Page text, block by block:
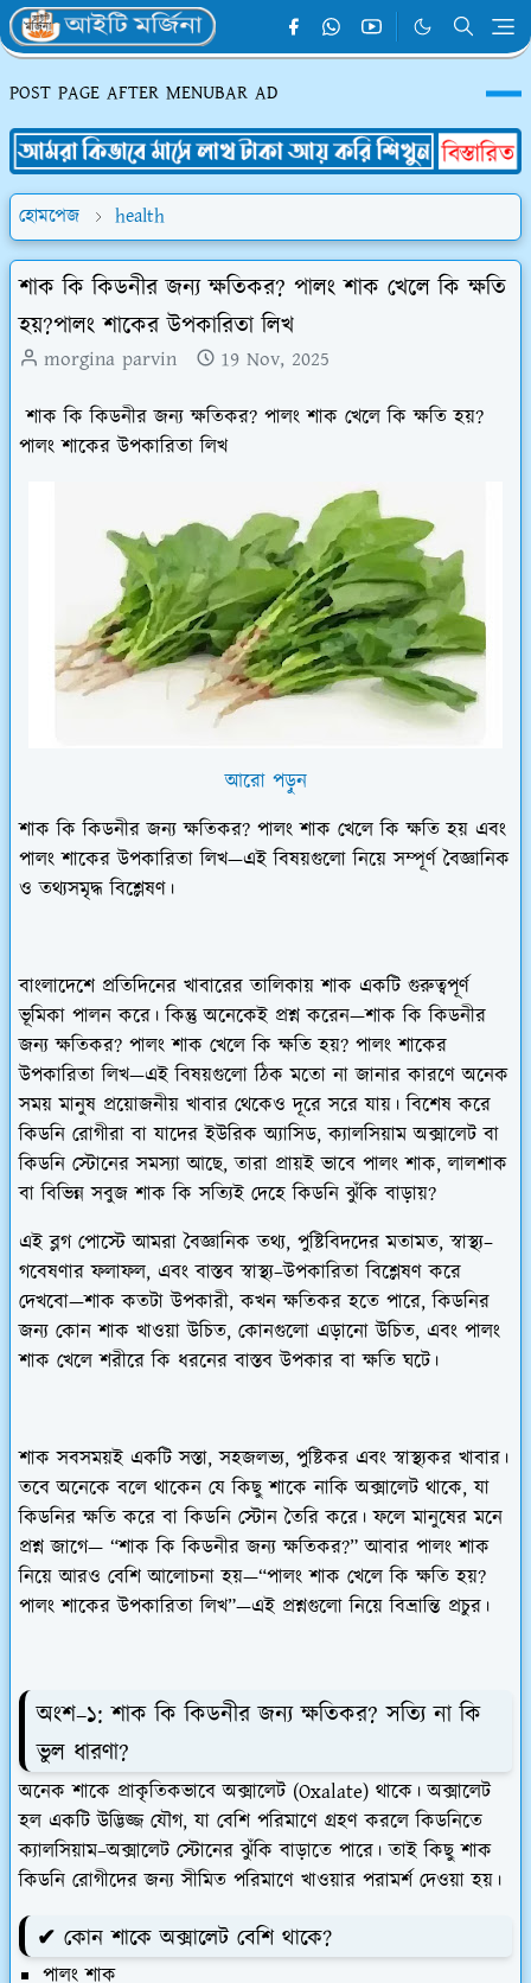
POST PAGE AFTER MENUBAR AD
হোমপেজ health
শাক কি কিডনীর জন্য ক্ষতিকর? পালং শাক খেলে কি ক্ষতি
হয়?পালং শাকের উপকারিতা লিখ
morgina parvin 19 Nov, 2025
শাক কি কিডনীর জন্য ক্ষতিকর? পালং শাক খেলে কি ক্ষতি হয়?
পালং শাকের উপকারিতা লিখ
আরো পড়ুন
শাক কি কিডনীর জন্য ক্ষতিকর? পালং শাক খেলে কি ক্ষতি হয় এবং
পালং শাকের উপকারিতা লিখ—এই বিষয়গুলো নিয়ে সম্পূর্ণ বৈজ্ঞানিক
ও তথ্যসমৃদ্ধ বিশ্লেষণ।
বাংলাদেশে প্রতিদিনের খাবারের তালিকায় শাক একটি গুরুত্বপূর্ণ
ভূমিকা পালন করে। কিন্তু অনেকেই প্রশ্ন করেন—শাক কি কিডনীর
জন্য ক্ষতিকর? পালং শাক খেলে কি ক্ষতি হয়? পালং শাকের
উপকারিতা লিখ—এই বিষয়গুলো ঠিক মতো না জানার কারণে অনেক
সময় মানুষ প্রয়োজনীয় খাবার থেকেও দূরে সরে যায়। বিশেষ করে
কিডনি রোগীরা বা যাদের ইউরিক অ্যাসিড, ক্যালসিয়াম অক্সালেট বা
কিডনি স্টোনের সমস্যা আছে, তারা প্রায়ই ভাবে পালং শাক, লালশাক
বা বিভিন্ন সবুজ শাক কি সত্যিই দেহে কিডনি ঝুঁকি বাড়ায়?
এই ব্লগ পোস্টে আমরা বৈজ্ঞানিক তথ্য, পুষ্টিবিদদের মতামত, স্বাস্থ্য–
গবেষণার ফলাফল, এবং বাস্তব স্বাস্থ্য–উপকারিতা বিশ্লেষণ করে
দেখবো—শাক কতটা উপকারী, কখন ক্ষতিকর হতে পারে, কিডনির
জন্য কোন শাক খাওয়া উচিত, কোনগুলো এড়ানো উচিত, এবং পালং
শাক খেলে শরীরে কি ধরনের বাস্তব উপকার বা ক্ষতি ঘটে।
শাক সবসময়ই একটি সস্তা, সহজলভ্য, পুষ্টিকর এবং স্বাস্থ্যকর খাবার।
তবে অনেকে বলে থাকেন যে কিছু শাকে নাকি অক্সালেট থাকে, যা
কিডনির ক্ষতি করে বা কিডনি স্টোন তৈরি করে। ফলে মানুষের মনে
প্রশ্ন জাগে— “শাক কি কিডনীর জন্য ক্ষতিকর?” আবার পালং শাক
নিয়ে আরও বেশি আলোচনা হয়—“পালং শাক খেলে কি ক্ষতি হয়?
পালং শাকের উপকারিতা লিখ”—এই প্রশ্নগুলো নিয়ে বিভ্রান্তি প্রচুর।
অংশ–১:শাক কি কিডনীর জন্য ক্ষতিকর? সত্যি না কি
ভুল ধারণা?
অনেক শাকে প্রাকৃতিকভাবেঅক্সালেট(Oxalate) থাকে। অক্সালেট
হল একটি উদ্ভিজ্জ যৌগ, যা বেশি পরিমাণে গ্রহণ করলে কিডনিতে
ক্যালসিয়াম–অক্সালেট স্টোনের ঝুঁকি বাড়াতে পারে। তাই কিছু শাক
কিডনি রোগীদের জন্য সীমিত পরিমাণে খাওয়ার পরামর্শ দেওয়া হয়।
✔ কোন শাকে অক্সালেট বেশি থাকে?
পালং শাক